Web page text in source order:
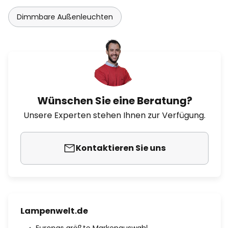
Dimmbare Außenleuchten
Wünschen Sie eine Beratung?
Unsere Experten stehen Ihnen zur Verfügung.
Kontaktieren Sie uns
Lampenwelt.de